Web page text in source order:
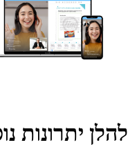
להלן יתרונות